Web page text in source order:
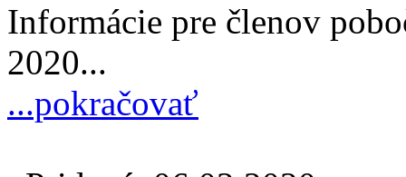
Informácie pre členov
2020...
...pokračovať